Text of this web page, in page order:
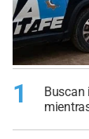
1
Buscan